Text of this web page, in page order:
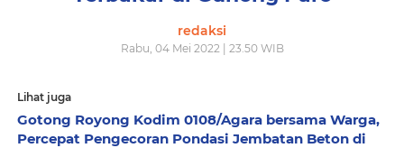
redaksi
Rabu, 04 Mei 2022 | 23.50 WIB
Lihat juga
Gotong Royong Kodim 0108/Agara bersama Warga,
Percepat Pengecoran Pondasi Jembatan Beton di